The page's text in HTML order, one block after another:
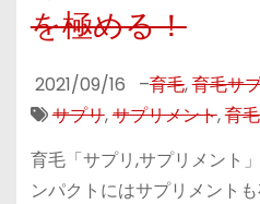
を極める！
2021/09/16 –育毛,育毛サ
サプリ,サプリメント,育
育毛「サプリ,サプリメント
ンパクトにはサプリメント